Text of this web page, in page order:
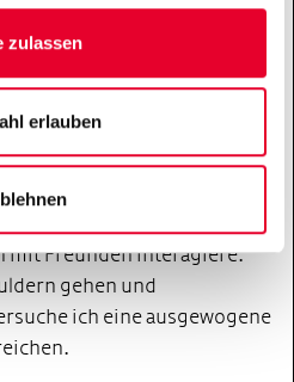
zulassen
erlauben
der Nervenzellen
und dank der neuen
dies immer genauer und
mit Freunden interagiere.
gehen und
ich eine ausgewogene